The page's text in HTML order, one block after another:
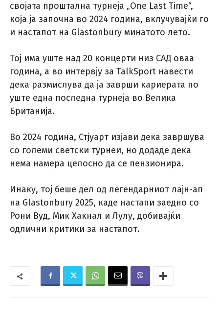
својата проштална турнеја „One Last Time“,
која ја започна во 2024 година, вклучувајќи го
и настапот на Glastonbury минатото лето.
Тој има уште над 20 концерти низ САД оваа
година, а во интервју за TalkSport навести
дека размислува да ја заврши кариерата по
уште една последна турнеја во Велика
Британија.
Во 2024 година, Стјуарт изјави дека завршува
со големи светски турнеи, но додаде дека
нема намера целосно да се пензионира.
Инаку, тој беше дел од легендарниот лајн-ап
на Glastonbury 2025, каде настапи заедно со
Рони Вуд, Мик Хакнал и Лулу, добивајќи
одлични критики за настапот.